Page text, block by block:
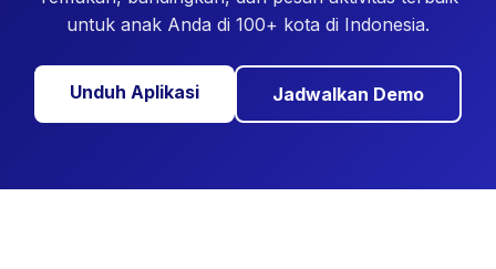
untuk anak Anda di 100+ kota di Indonesia.
Unduh Aplikasi Jadwalkan Demo